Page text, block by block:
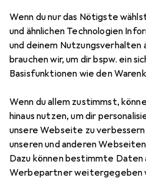
Wenn du nur das Nötigste
und ähnlichen Technologien
und deinem
brauchen wir, um dir bspw. ein
Basisfunktionen wie den
Wenn du allem zustimmst,
hinaus nutzen, um dir
unsere Webseite zu
unseren und anderen
Dazu können bestimmte Daten
Werbepartner weitergegeben
EUR
103,53
2NIP
Zubehör für 2N IP
Hier findest du passendes
Security Relais aus den
Türsprechanlage und
Relevanz